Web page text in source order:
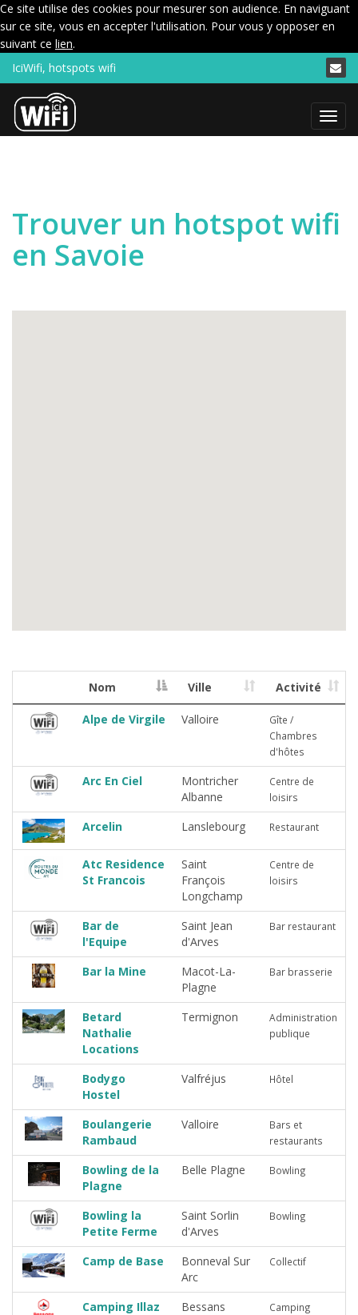
Ce site utilise des cookies pour mesurer son audience. En naviguant
sur ce site, vous en accepter l'utilisation. Pour vous y opposer en
suivant ce lien.
IciWifi, hotspots wifi
Menu
Trouver un hotspot wifi
en Savoie
Nom Ville Activité
Alpe de Virgile Valloire
Gîte /
Chambres
d'hôtes
Arc En Ciel
Montricher
Albanne
Centre de
loisirs
Arcelin Lanslebourg Restaurant
Atc Residence
St Francois
Saint
François
Longchamp
Centre de
loisirs
Bar de
l'Equipe
Saint Jean
d'Arves
Bar restaurant
Bar la Mine
Macot-La-
Plagne
Bar brasserie
Betard
Nathalie
Locations
Termignon
Administration
publique
Bodygo
Hostel
Valfréjus Hôtel
Boulangerie
Rambaud
Valloire
Bars et
restaurants
Bowling de la
Plagne
Belle Plagne Bowling
Bowling la
Petite Ferme
Saint Sorlin
d'Arves
Bowling
Camp de Base
Bonneval Sur
Arc
Collectif
Camping Illaz Bessans Camping